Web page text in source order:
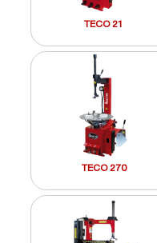
TECO 21
TECO 270